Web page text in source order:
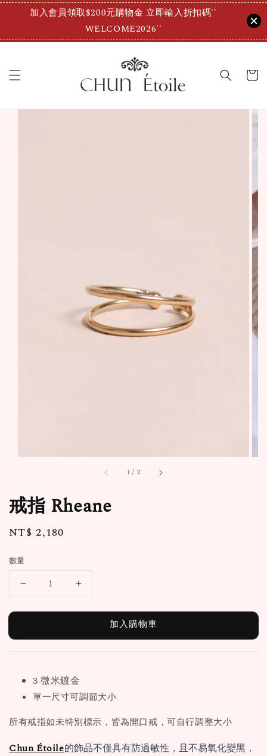
加入會員領取$200元購物金 立即輸入折扣碼''
WELCOME2026''
1 / 2
戒指 Rheane
Regular
NT$ 2,180
數量
加入購物車
3 微米鍍金
單一尺寸可調節大小
所有戒指如未特別標示，皆為開口戒，可自行調整大小
Chun Étoile的飾品不僅具有防過敏性，且不易氧化變黑，